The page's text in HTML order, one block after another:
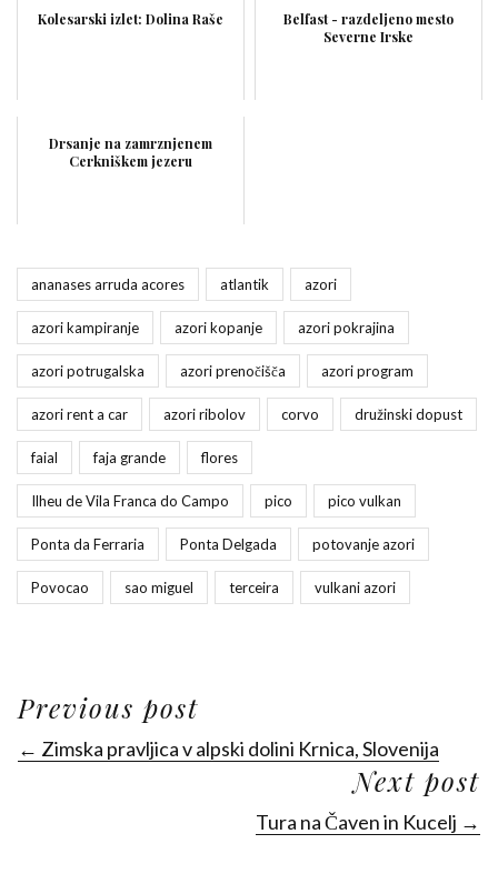
Kolesarski izlet: Dolina Raše
Belfast - razdeljeno mesto
Severne Irske
Drsanje na zamrznjenem
Cerkniškem jezeru
ananases arruda acores atlantik azori
azori kampiranje azori kopanje azori pokrajina
azori potrugalska azori prenočišča azori program
azori rent a car azori ribolov corvo družinski dopust
faial faja grande flores
Ilheu de Vila Franca do Campo pico pico vulkan
Ponta da Ferraria Ponta Delgada potovanje azori
Povocao sao miguel terceira vulkani azori
Previous post
← Zimska pravljica v alpski dolini Krnica, Slovenija
Next post
Tura na Čaven in Kucelj →